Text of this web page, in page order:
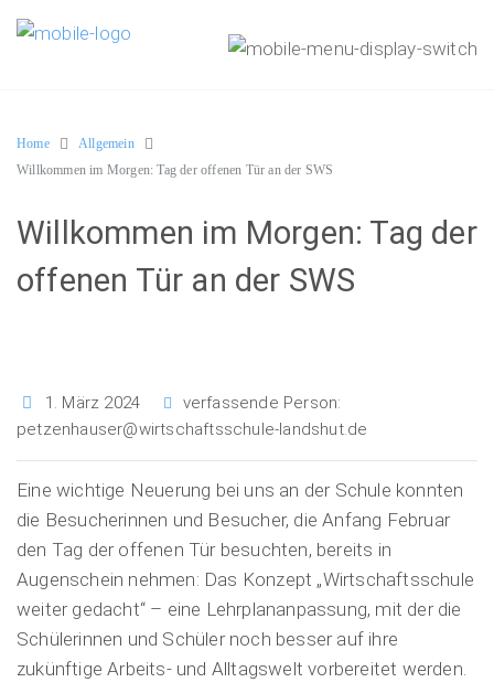
Home
Allgemein
Willkommen im Morgen: Tag der offenen Tür an der SWS
Willkommen im Morgen: Tag der
offenen Tür an der SWS
1. März 2024
verfassende Person:
petzenhauser@wirtschaftsschule-landshut.de
Eine wichtige Neuerung bei uns an der Schule konnten
die Besucherinnen und Besucher, die Anfang Februar
den Tag der offenen Tür besuchten, bereits in
Augenschein nehmen: Das Konzept „Wirtschaftsschule
weiter gedacht“ – eine Lehrplananpassung, mit der die
Schülerinnen und Schüler noch besser auf ihre
zukünftige Arbeits- und Alltagswelt vorbereitet werden.